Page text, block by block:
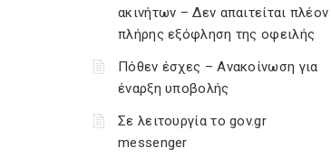
ακινήτων – Δεν απαιτείται πλέον
πλήρης εξόφληση της οφειλής
Πόθεν έσχες – Ανακοίνωση για
έναρξη υποβολής
Σε λειτουργία το gov.gr
messenger